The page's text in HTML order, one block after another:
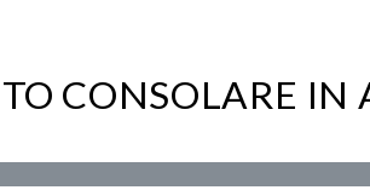
CONSOLARE IN